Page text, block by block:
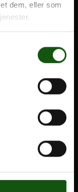
dem, eller som